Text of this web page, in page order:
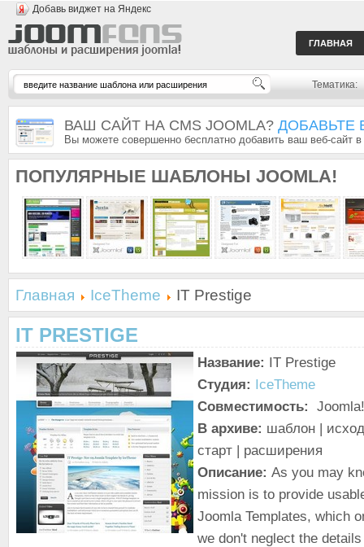
Добавь виджет на Яндекс
ГЛАВНАЯ
Тематика:
ВАШ САЙТ НА CMS JOOMLA? ДОБАВЬТЕ
Вы можете совершенно бесплатно добавить ваш веб-сайт
ПОПУЛЯРНЫЕ ШАБЛОНЫ JOOMLA!
Главная IceTheme IT Prestige
IT PRESTIGE
Название: IT Prestige
Студия: IceTheme
Совместимость:
В архиве: шаблон |
старт | расширения
Описание: As you may
mission is to provide
Joomla Templates, which
we don't neglect the